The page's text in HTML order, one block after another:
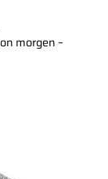
morgen –